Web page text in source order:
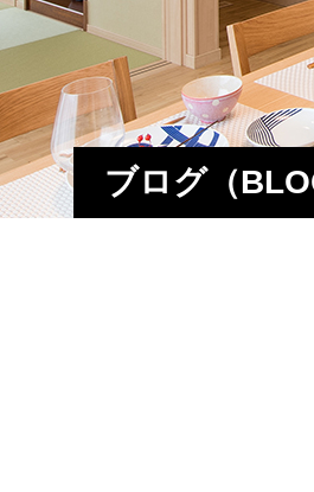
ブログ（